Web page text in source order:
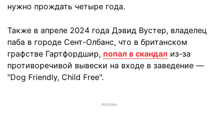
нужно прождать четыре года.
Также в апреле 2024 года Дэвид Вустер, владелец
паба в городе Сент-Олбанс, что в британском
графстве Гартфордшир, попал в скандал из-за
противоречивой вывески на входе в заведение —
"Dog Friendly, Child Free".
РЕКЛАМА